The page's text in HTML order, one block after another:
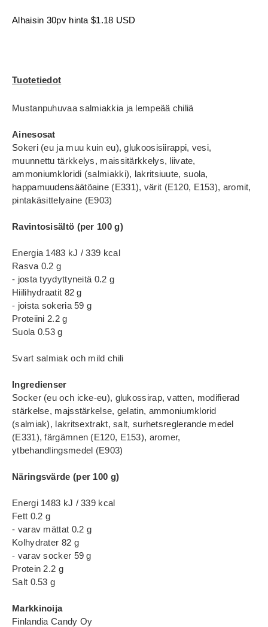
Alhaisin 30pv hinta $1.18 USD
Tuotetiedot
Mustanpuhuvaa salmiakkia ja lempeää chiliä
Ainesosat
Sokeri (eu ja muu kuin eu), glukoosisiirappi, vesi,
muunnettu tärkkelys, maissitärkkelys, liivate,
ammoniumkloridi (salmiakki), lakritsiuute, suola,
happamuudensäätöaine (E331), värit (E120, E153), aromit,
pintakäsittelyaine (E903)
Ravintosisältö (per 100 g)
Energia 1483 kJ / 339 kcal
Rasva 0.2 g
- josta tyydyttyneitä 0.2 g
Hiilihydraatit 82 g
- joista sokeria 59 g
Proteiini 2.2 g
Suola 0.53 g
Svart salmiak och mild chili
Ingredienser
Socker (eu och icke-eu), glukossirap, vatten, modifierad
stärkelse, majsstärkelse, gelatin, ammoniumklorid
(salmiak), lakritsextrakt, salt, surhetsreglerande medel
(E331), färgämnen (E120, E153), aromer,
ytbehandlingsmedel (E903)
Näringsvärde (per 100 g)
Energi 1483 kJ / 339 kcal
Fett 0.2 g
- varav mättat 0.2 g
Kolhydrater 82 g
- varav socker 59 g
Protein 2.2 g
Salt 0.53 g
Markkinoija
Finlandia Candy Oy